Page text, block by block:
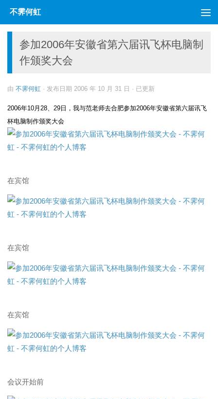
跳至内容
不霁何虹
参加2006年安徽省第六届讯飞杯电脑制
作颁奖大会
由 不霁何虹 · 发布日期 2006 年 10 月 31 日 · 已更新
2006年10月28、29日，我与范老师去合肥参加2006年安徽省第六届讯飞
杯电脑制作颁奖大会
在宾馆
在宾馆
在宾馆
会议开始前